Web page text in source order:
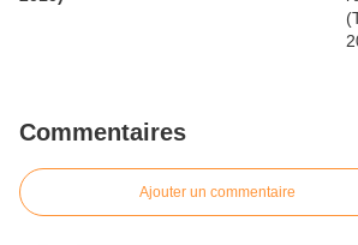
Commentaires
Ajouter un commentaire